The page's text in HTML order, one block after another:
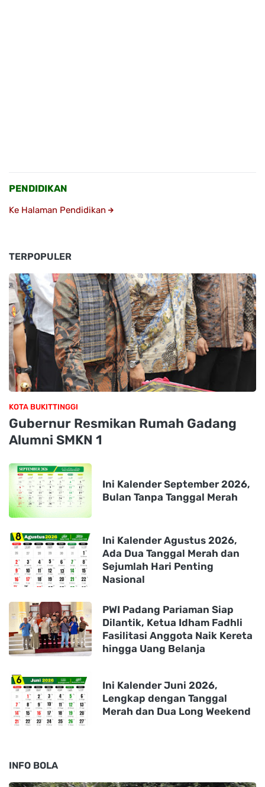
PENDIDIKAN
Ke Halaman Pendidikan
TERPOPULER
KOTA BUKITTINGGI
Gubernur Resmikan Rumah Gadang
Alumni SMKN 1
Ini Kalender September 2026,
Bulan Tanpa Tanggal Merah
Ini Kalender Agustus 2026,
Ada Dua Tanggal Merah dan
Sejumlah Hari Penting
Nasional
PWI Padang Pariaman Siap
Dilantik, Ketua Idham Fadhli
Fasilitasi Anggota Naik Kereta
hingga Uang Belanja
Ini Kalender Juni 2026,
Lengkap dengan Tanggal
Merah dan Dua Long Weekend
INFO BOLA